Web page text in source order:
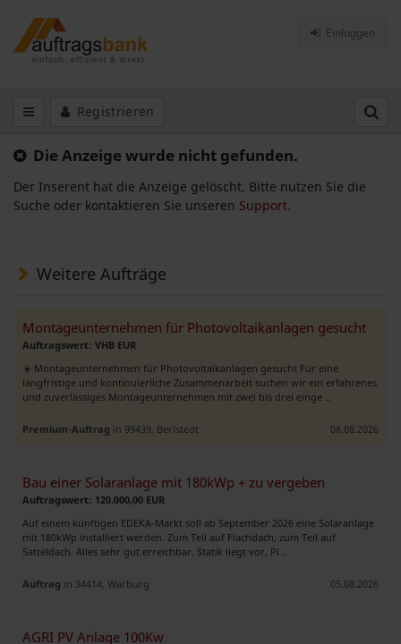
Einloggen
Registrieren
Die Anzeige wurde nicht gefunden.
Der Inserent hat die Anzeige gelöscht. Bitte nutzen Sie die
Suche oder kontaktieren Sie unseren Support.
Weitere Aufträge
Montageunternehmen für Photovoltaikanlagen gesucht
Auftragswert: VHB EUR
☀️ Montageunternehmen für Photovoltaikanlagen gesucht Für eine
langfristige und kontinuierliche Zusammenarbeit suchen wir ein erfahrenes
und zuverlässiges Montageunternehmen mit zwei bis drei einge ..
Premium-Auftrag in 99439, Berlstedt 08.08.2026
Bau einer Solaranlage mit 180kWp + zu vergeben
Auftragswert: 120.000,00 EUR
Auf einem künftigen EDEKA-Markt soll ab September 2026 eine Solaranlage
mit 180kWp installiert werden. Zum Teil auf Flachdach, zum Teil auf
Satteldach. Alles sehr gut erreichbar. Statik liegt vor, Pl ..
Auftrag in 34414, Warburg 05.08.2026
AGRI PV Anlage 100Kw